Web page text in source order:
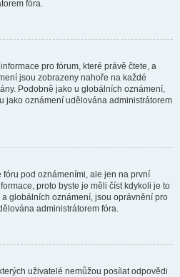
fóra.
pro fórum, které právě čtete, a
jsou zobrazeny nahoře na každé
Podobně jako u globálních oznámení,
jako oznámení udělována administrátorem
pod oznámeními, ale jen na první
proto byste je měli číst kdykoli je to
globálních oznámení, jsou oprávnění pro
administrátorem fóra.
uživatelé nemůžou posílat odpovědi